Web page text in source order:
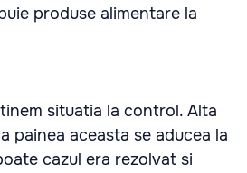
produse alimentare la
situatia la control. Alta
painea aceasta se aducea la
cazul era rezolvat si